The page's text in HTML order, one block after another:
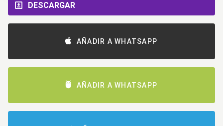
DESCARGAR
AÑADIR A WHATSAPP
AÑADIR A WHATSAPP